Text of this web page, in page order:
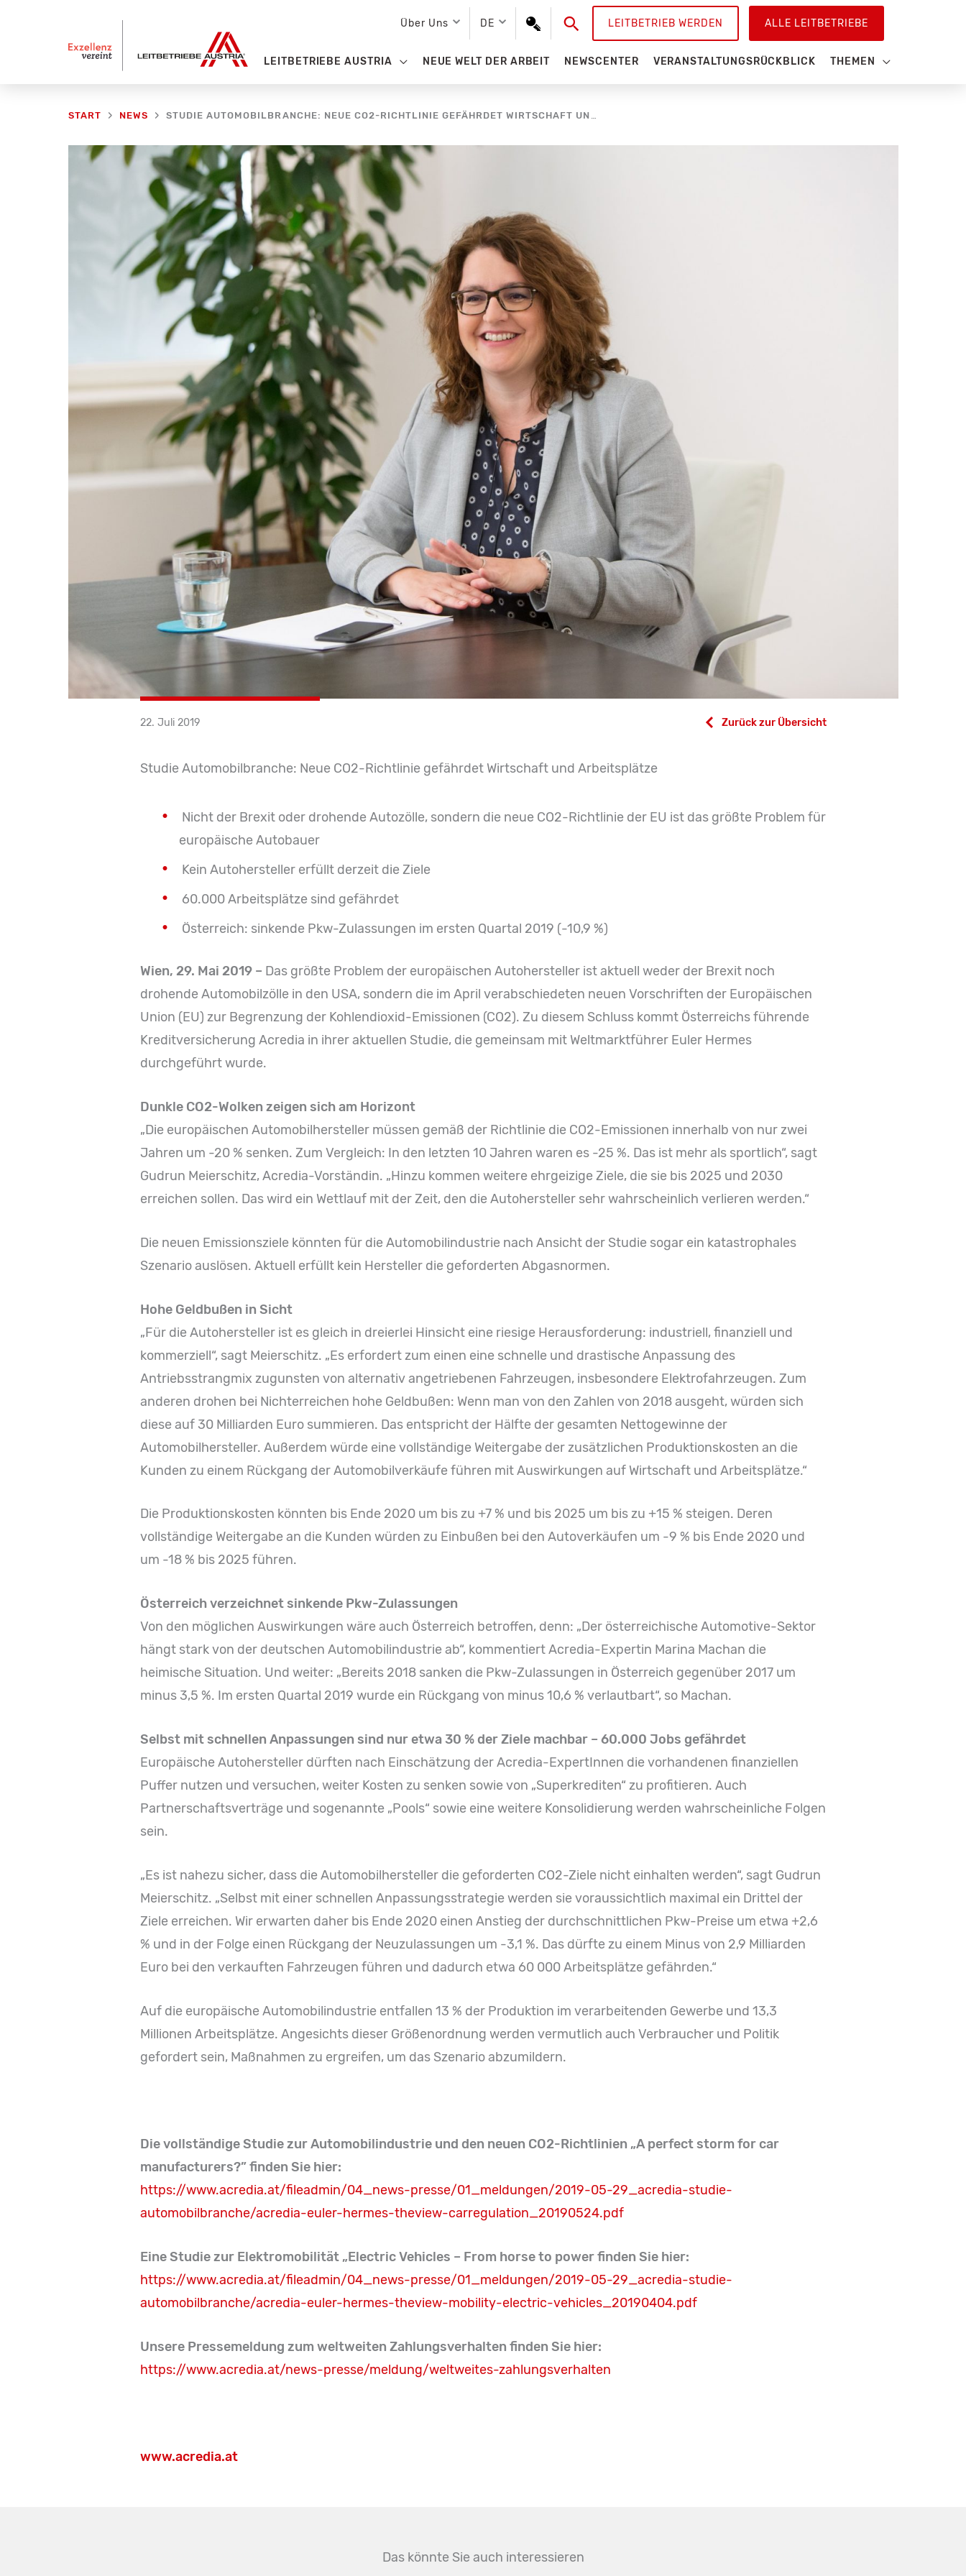
Über Uns DE SuchenLEITBETRIEB WERDEN ALLE LEITBETRIEBE
LEITBETRIEBE AUSTRIA NEUE WELT DER ARBEIT NEWSCENTER VERANSTALTUNGSRÜCKBLICK THEMEN
START NEWS
22. Juli 2019 Zurück zur Übersicht
Studie Automobilbranche: Neue CO2-Richtlinie gefährdet Wirtschaft und Arbeitsplätze
Nicht der Brexit oder drohende Autozölle, sondern die neue CO2-Richtlinie der EU ist das größte Problem für
europäische Autobauer
Kein Autohersteller erfüllt derzeit die Ziele
60.000 Arbeitsplätze sind gefährdet
Österreich: sinkende Pkw-Zulassungen im ersten Quartal 2019 (-10,9 %)
Wien, 29. Mai 2019– Das größte Problem der europäischen Autohersteller ist aktuell weder der Brexit noch
drohende Automobilzölle in den USA, sondern die im April verabschiedeten neuen Vorschriften der Europäischen
Union (EU) zur Begrenzung der Kohlendioxid-Emissionen (CO2). Zu diesem Schluss kommt Österreichs führende
Kreditversicherung Acredia in ihrer aktuellen Studie, die gemeinsam mit Weltmarktführer Euler Hermes
durchgeführt wurde.
Dunkle CO2-Wolken zeigen sich am Horizont
„Die europäischen Automobilhersteller müssen gemäß der Richtlinie die CO2-Emissionen innerhalb von nur zwei
Jahren um -20 % senken. Zum Vergleich: In den letzten 10 Jahren waren es -25 %. Das ist mehr als sportlich“, sagt
Gudrun Meierschitz, Acredia-Vorständin. „Hinzu kommen weitere ehrgeizige Ziele, die sie bis 2025 und 2030
erreichen sollen. Das wird ein Wettlauf mit der Zeit, den die Autohersteller sehr wahrscheinlich verlieren werden.“
Die neuen Emissionsziele könnten für die Automobilindustrie nach Ansicht der Studie sogar ein katastrophales
Szenario auslösen. Aktuell erfüllt kein Hersteller die geforderten Abgasnormen.
Hohe Geldbußen in Sicht
„Für die Autohersteller ist es gleich in dreierlei Hinsicht eine riesige Herausforderung: industriell, finanziell und
kommerziell“, sagt Meierschitz. „Es erfordert zum einen eine schnelle und drastische Anpassung des
Antriebsstrangmix zugunsten von alternativ angetriebenen Fahrzeugen, insbesondere Elektrofahrzeugen. Zum
anderen drohen bei Nichterreichen hohe Geldbußen: Wenn man von den Zahlen von 2018 ausgeht, würden sich
diese auf 30 Milliarden Euro summieren. Das entspricht der Hälfte der gesamten Nettogewinne der
Automobilhersteller. Außerdem würde eine vollständige Weitergabe der zusätzlichen Produktionskosten an die
Kunden zu einem Rückgang der Automobilverkäufe führen mit Auswirkungen auf Wirtschaft und Arbeitsplätze.“
Die Produktionskosten könnten bis Ende 2020 um bis zu +7 % und bis 2025 um bis zu +15 % steigen. Deren
vollständige Weitergabe an die Kunden würden zu Einbußen bei den Autoverkäufen um -9 % bis Ende 2020 und
um -18 % bis 2025 führen.
Österreich verzeichnet sinkende Pkw-Zulassungen
Von den möglichen Auswirkungen wäre auch Österreich betroffen, denn: „Der österreichische Automotive-Sektor
hängt stark von der deutschen Automobilindustrie ab“, kommentiert Acredia-Expertin Marina Machan die
heimische Situation. Und weiter: „Bereits 2018 sanken die Pkw-Zulassungen in Österreich gegenüber 2017 um
minus 3,5 %. Im ersten Quartal 2019 wurde ein Rückgang von minus 10,6 % verlautbart“, so Machan.
Selbst mit schnellen Anpassungen sind nur etwa 30 % der Ziele machbar – 60.000 Jobs gefährdet
Europäische Autohersteller dürften nach Einschätzung der Acredia-ExpertInnen die vorhandenen finanziellen
Puffer nutzen und versuchen, weiter Kosten zu senken sowie von „Superkrediten“ zu profitieren. Auch
Partnerschaftsverträge und sogenannte „Pools“ sowie eine weitere Konsolidierung werden wahrscheinliche Folgen
sein.
„Es ist nahezu sicher, dass die Automobilhersteller die geforderten CO2-Ziele nicht einhalten werden“, sagt Gudrun
Meierschitz. „Selbst mit einer schnellen Anpassungsstrategie werden sie voraussichtlich maximal ein Drittel der
Ziele erreichen. Wir erwarten daher bis Ende 2020 einen Anstieg der durchschnittlichen Pkw-Preise um etwa +2,6
% und in der Folge einen Rückgang der Neuzulassungen um -3,1 %. Das dürfte zu einem Minus von 2,9 Milliarden
Euro bei den verkauften Fahrzeugen führen und dadurch etwa 60 000 Arbeitsplätze gefährden.“
Auf die europäische Automobilindustrie entfallen 13 % der Produktion im verarbeitenden Gewerbe und 13,3
Millionen Arbeitsplätze. Angesichts dieser Größenordnung werden vermutlich auch Verbraucher und Politik
gefordert sein, Maßnahmen zu ergreifen, um das Szenario abzumildern.
Die vollständige Studie zur Automobilindustrie und den neuen CO2-Richtlinien „A perfect storm for car
manufacturers?” finden Sie hier:
https://www.acredia.at/fileadmin/04_news-presse/01_meldungen/2019-05-29_acredia-studie-
automobilbranche/acredia-euler-hermes-theview-carregulation_20190524.pdf
Eine Studie zur Elektromobilität „Electric Vehicles – From horse to power finden Sie hier:
https://www.acredia.at/fileadmin/04_news-presse/01_meldungen/2019-05-29_acredia-studie-
automobilbranche/acredia-euler-hermes-theview-mobility-electric-vehicles_20190404.pdf
Unsere Pressemeldung zum weltweiten Zahlungsverhalten finden Sie hier:
https://www.acredia.at/news-presse/meldung/weltweites-zahlungsverhalten
www.acredia.at
Das könnte Sie auch interessieren